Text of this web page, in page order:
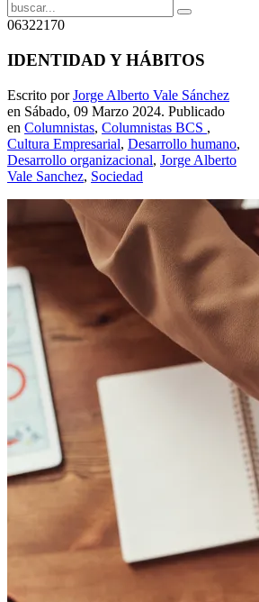
06322170
IDENTIDAD Y HÁBITOS
Escrito porJorge Alberto Vale Sánchez
en Sábado, 09 Marzo 2024. Publicado
en Columnistas, Columnistas BCS ,
Cultura Empresarial, Desarrollo humano,
Desarrollo organizacional, Jorge Alberto
Vale Sanchez, Sociedad